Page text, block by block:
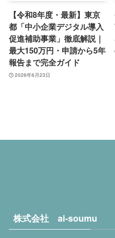
【令和8年度・最新】東京
都「中小企業デジタル導入
促進補助事業」徹底解説｜
最大150万円・申請から5年
報告まで完全ガイド
2026年6月23日
株式会社 ai-soumu